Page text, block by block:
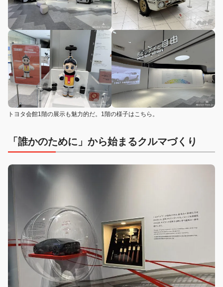
トヨタ会館1階の展示も魅力的だ。1階の様子はこちら。
「誰かのために」から始まるクルマづくり